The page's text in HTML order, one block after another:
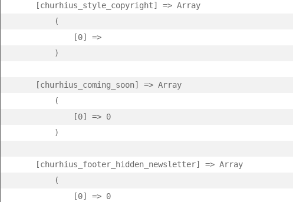
    [churhius_style_copyright] => Array
        (
            [0] =>
        )
    [churhius_coming_soon] => Array
        (
            [0] => 0
        )
    [churhius_footer_hidden_newsletter] => Array
        (
            [0] => 0